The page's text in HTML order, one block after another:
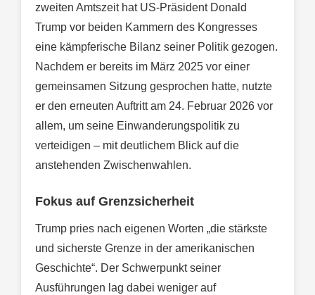
zweiten Amtszeit hat US-Präsident Donald
Trump vor beiden Kammern des Kongresses
eine kämpferische Bilanz seiner Politik gezogen.
Nachdem er bereits im März 2025 vor einer
gemeinsamen Sitzung gesprochen hatte, nutzte
er den erneuten Auftritt am 24. Februar 2026 vor
allem, um seine Einwanderungspolitik zu
verteidigen – mit deutlichem Blick auf die
anstehenden Zwischenwahlen.
Fokus auf Grenzsicherheit
Trump pries nach eigenen Worten „die stärkste
und sicherste Grenze in der amerikanischen
Geschichte“. Der Schwerpunkt seiner
Ausführungen lag dabei weniger auf